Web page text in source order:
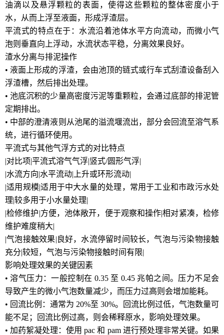
油滴以及悬浮颗粒的表面，使得这些颗粒的整体密度小于
水，从而上浮至液面，形成浮渣层。
平流式的特点在于：水流沿着池体水平方向流动，而微小气
泡则垂直向上浮动，水流状态平稳，分离效果良好。
渣水分离与排泥操作
• 液面上形成的浮渣，会由池顶的链式或行车式刮渣设备刮入
浮渣槽，然后排出处理。
• 池底沉积的少量高密度污泥等重颗粒，会通过底部的排泥管
定期排出。
• 中部的澄清液则从池尾的溢流堰流出，部分会回流至溶气系
统，进行循环使用。
平流式与其他气浮方式的对比特点
|对比项|平流式溶气气浮|竖式/圆形气浮|
|水流方向|水平流动|上升或环形流动|
|适用规模|适用于中大水量的处理，常用于工业和市政污水处
理|较多用于小水量处理|
|检修维护|方便，池体敞开，便于观察和操作|相对紧凑，检修
维护难度稍大|
|气泡接触效果|良好，水流停留时间较长，气泡与污染物接触
充分|较短，气泡与污染物接触时间有限|
影响处理效果的关键因素
• 溶气压力：一般控制在 0.35 至 0.45 兆帕之间。压力不足会
导致产生的微小气泡数量减少，而压力过高则会增加能耗。
• 回流比例：通常为 20%至 30%。回流比例过低，气泡数量可
能不足；回流比例过高，则会稀释原水，影响处理效果。
• 加药絮凝处理：使用 pac 和 pam 进行预处理非常关键。如果